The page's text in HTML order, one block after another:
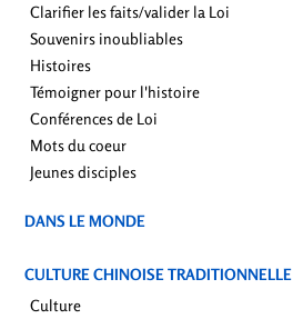
Clarifier les faits/valider la Loi
Souvenirs inoubliables
Histoires
Témoigner pour l'histoire
Conférences de Loi
Mots du coeur
Jeunes disciples
DANS LE MONDE
CULTURE CHINOISE TRADITIONNELLE
Culture